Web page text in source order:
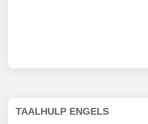
TAALHULP ENGELS